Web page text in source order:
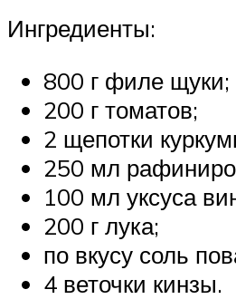
Ингредиенты:
800 г филе щуки;
200 г томатов;
2 щепотки
250 мл
100 мл уксуса
200 г лука;
по вкусу соль
4 веточки кинзы.